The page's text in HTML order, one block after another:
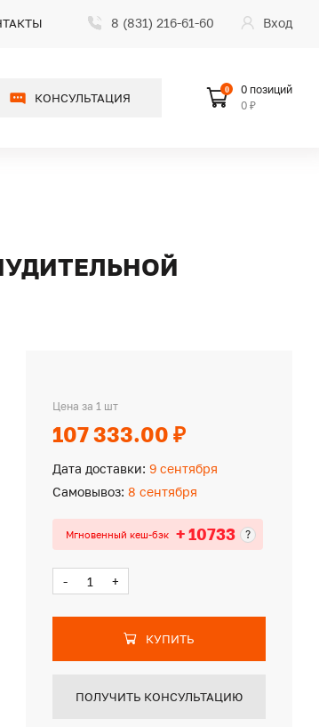
8 (831) 216-61-60 Вход
КОНСУЛЬТАЦИЯ
0
0 позиций
0 ₽
Цена за 1 шт
107 333.00 ₽
Дата доставки: 9 сентября
Самовывоз: 8 сентября
Мгновенный кеш-бэк + 10733 ?
- +
КУПИТЬ
ПОЛУЧИТЬ КОНСУЛЬТАЦИЮ